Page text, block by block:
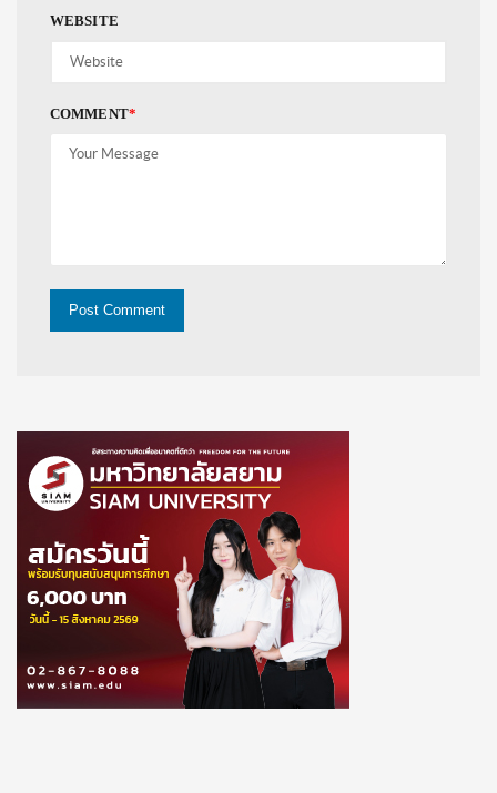
WEBSITE
COMMENT*